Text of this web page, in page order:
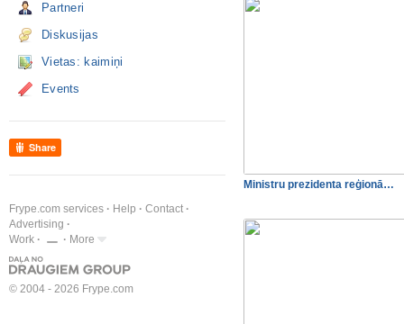
Partneri
Diskusijas
Vietas: kaimiņi
Events
Share
Frype.com services Help
Contact
Advertising
Work
More
© 2004 - 2026 Frype.com
Ministru prezidenta reģionā…